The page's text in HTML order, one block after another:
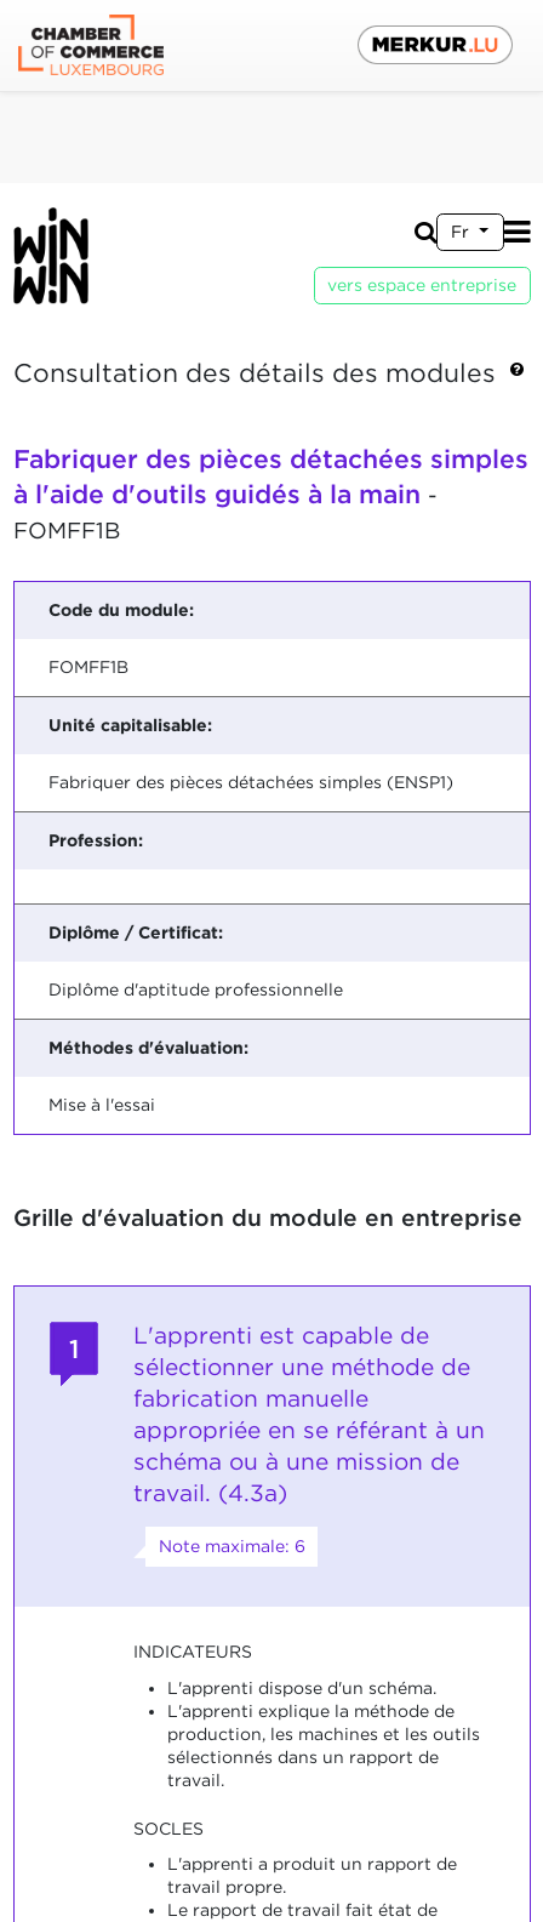
Fr
vers espace entreprise
Consultation des détails des modules
Fabriquer des pièces détachées simples
à l'aide d'outils guidés à la main -
FOMFF1B
Code du module:
FOMFF1B
Unité capitalisable:
Fabriquer des pièces détachées simples (ENSP1)
Profession:
Diplôme / Certificat:
Diplôme d'aptitude professionnelle
Méthodes d'évaluation:
Mise à l'essai
Grille d'évaluation du module en entreprise
1
L'apprenti est capable de
sélectionner une méthode de
fabrication manuelle
appropriée en se référant à un
schéma ou à une mission de
travail. (4.3a)
Note maximale: 6
INDICATEURS
L'apprenti dispose d'un schéma.
L'apprenti explique la méthode de
production, les machines et les outils
sélectionnés dans un rapport de
travail.
SOCLES
L'apprenti a produit un rapport de
travail propre.
Le rapport de travail fait état de